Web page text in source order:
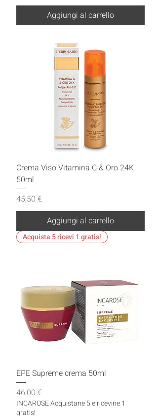
Aggiungi al carrello
Crema Viso Vitamina C & Oro 24K
50ml
Prezzo
45,50 €
Aggiungi al carrello
Acquista 5 ricevi 1 gratis!
EPE Supreme crema 50ml
Prezzo
46,00 €
INCAROSE Acquistane 5 e ricevine 1
gratis!